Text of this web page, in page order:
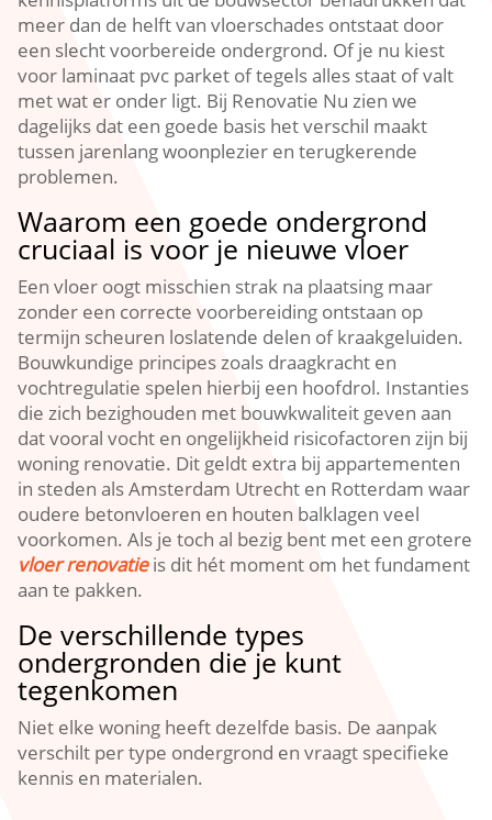
meer dan de helft van vloerschades ontstaat door
een slecht voorbereide ondergrond.​ Of je nu kiest
voor laminaat pvc parket of tegels alles staat of valt
met wat er onder ligt.​ Bij Renovatie Nu zien we
dagelijks dat een goede basis het verschil maakt
tussen jarenlang woonplezier en terugkerende
problemen.​
Waarom een goede ondergrond
cruciaal is voor je nieuwe vloer
Een vloer oogt misschien strak na plaatsing maar
zonder een correcte voorbereiding ontstaan op
termijn scheuren loslatende delen of kraakgeluiden.​
Bouwkundige principes zoals draagkracht en
vochtregulatie spelen hierbij een hoofdrol.​ Instanties
die zich bezighouden met bouwkwaliteit geven aan
dat vooral vocht en ongelijkheid risicofactoren zijn bij
woning renovatie.​ Dit geldt extra bij appartementen
in steden als Amsterdam Utrecht en Rotterdam waar
oudere betonvloeren en houten balklagen veel
voorkomen.​ Als je toch al bezig bent met een grotere
vloer renovatieis dit hét moment om het fundament
aan te pakken.​
De verschillende types
ondergronden die je kunt
tegenkomen
Niet elke woning heeft dezelfde basis.​ De aanpak
verschilt per type ondergrond en vraagt specifieke
kennis en materialen.​